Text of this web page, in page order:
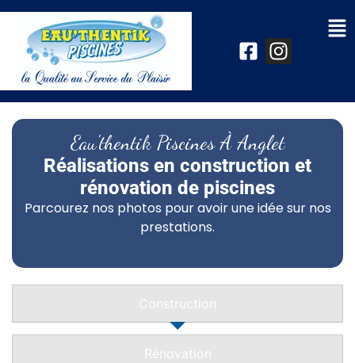
Eau'thentik Piscines À Anglet
Réalisations en construction et
rénovation de piscines
Parcourez nos photos pour avoir une idée sur nos
prestations.
Construction
Rénovation